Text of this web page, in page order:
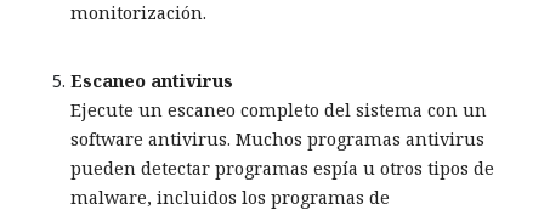
monitorización.
Escaneo antivirus
Ejecute un escaneo completo del sistema con un
software antivirus. Muchos programas antivirus
pueden detectar programas espía u otros tipos de
malware, incluidos los programas de